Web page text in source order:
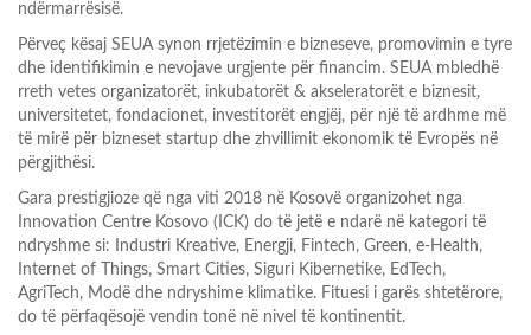
ndërmarrësisë.
Përveç kësaj SEUA synon rrjetëzimin e bizneseve, promovimin e tyre
dhe identifikimin e nevojave urgjente për financim. SEUA mbledhë
rreth vetes organizatorët, inkubatorët & akseleratorët e biznesit,
universitetet, fondacionet, investitorët engjëj, për një të ardhme më
të mirë për bizneset startup dhe zhvillimit ekonomik të Evropës në
përgjithësi.
Gara prestigjioze që nga viti 2018 në Kosovë organizohet nga
Innovation Centre Kosovo (ICK) do të jetë e ndarë në kategori të
ndryshme si: Industri Kreative, Energji, Fintech, Green, e-Health,
Internet of Things, Smart Cities, Siguri Kibernetike, EdTech,
AgriTech, Modë dhe ndryshime klimatike. Fituesi i garës shtetërore,
do të përfaqësojë vendin tonë në nivel të kontinentit.